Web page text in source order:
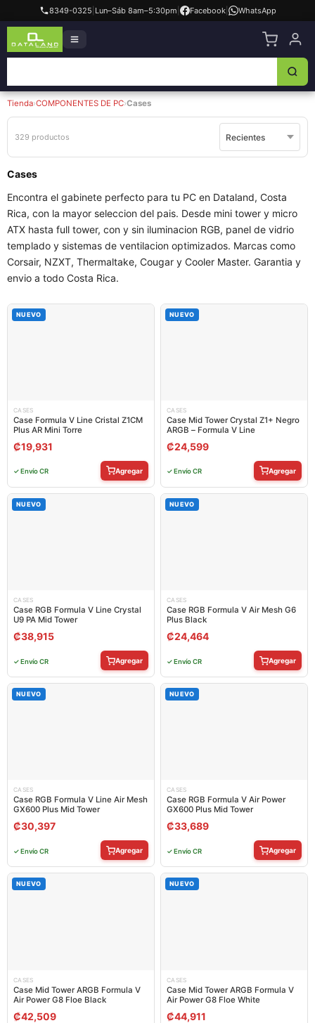
8349-0325 Lun–Sáb 8am–5:30pm Facebook| WhatsApp
Tienda›COMPONENTES DE PC›Cases
329 productos
Cases
Encontra el gabinete perfecto para tu PC en Dataland, Costa
Rica, con la mayor seleccion del pais. Desde mini tower y micro
ATX hasta full tower, con y sin iluminacion RGB, panel de vidrio
templado y sistemas de ventilacion optimizados. Marcas como
Corsair, NZXT, Thermaltake, Cougar y Cooler Master. Garantia y
envio a todo Costa Rica.
NUEVO
CASES
Case Formula V Line Cristal Z1CM
Plus AR Mini Torre
₡19,931
✓ Envío CR Agregar
NUEVO
CASES
Case Mid Tower Crystal Z1+ Negro
ARGB – Formula V Line
₡24,599
✓ Envío CR Agregar
NUEVO
CASES
Case RGB Formula V Line Crystal
U9 PA Mid Tower
₡38,915
✓ Envío CR Agregar
NUEVO
CASES
Case RGB Formula V Air Mesh G6
Plus Black
₡24,464
✓ Envío CR Agregar
NUEVO
CASES
Case RGB Formula V Line Air Mesh
GX600 Plus Mid Tower
₡30,397
✓ Envío CR Agregar
NUEVO
CASES
Case RGB Formula V Air Power
GX600 Plus Mid Tower
₡33,689
✓ Envío CR Agregar
NUEVO
CASES
Case Mid Tower ARGB Formula V
Air Power G8 Floe Black
₡42,509
NUEVO
CASES
Case Mid Tower ARGB Formula V
Air Power G8 Floe White
₡44,911